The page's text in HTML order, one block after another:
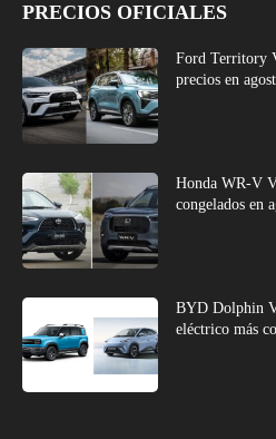
PRECIOS OFICIALES
Ford Territory
precios en
Honda WR-V
congelados en
BYD Dolphin
eléctrico más